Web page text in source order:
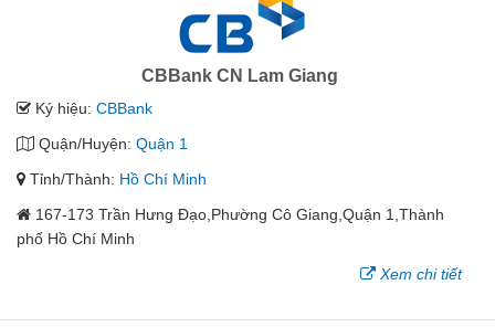
CBBank CN Lam Giang
Ký hiệu: CBBank
Quận/Huyện: Quận 1
Tỉnh/Thành: Hồ Chí Minh
167-173 Trần Hưng Đạo,Phường Cô Giang,Quận 1,Thành
phố Hồ Chí Minh
Xem chi tiết